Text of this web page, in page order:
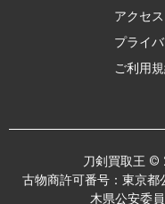
アクセス
プライ
ご利用
刀剣買取王 ©
古物商許可番号：東京
木県公安委